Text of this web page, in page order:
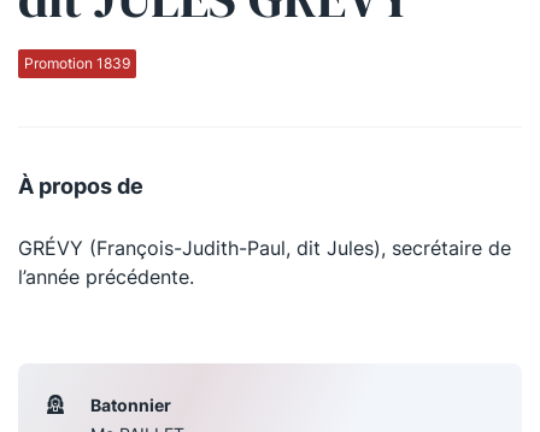
Promotion 1839
À propos de
GRÉVY (François-Judith-Paul, dit Jules), secrétaire de
l’année précédente.
Batonnier
La défense pénale
Le Concours de la Conférence